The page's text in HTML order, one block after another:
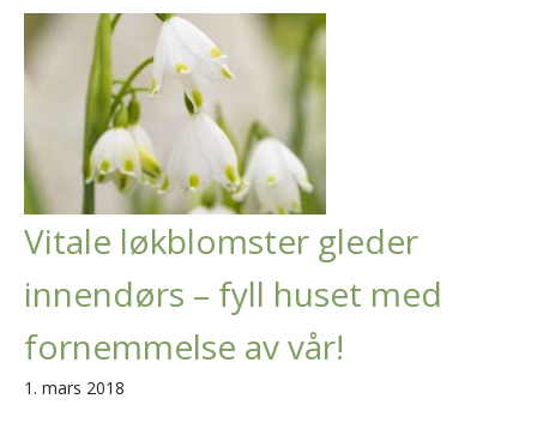
Vitale løkblomster gleder
innendørs – fyll huset med
fornemmelse av vår!
1. mars 2018